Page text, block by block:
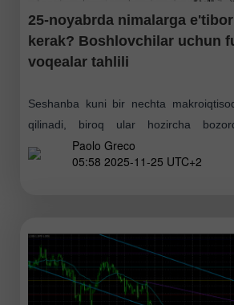
25-noyabrda nimalarga
kerak? Boshlovchilar uchun
voqealar tahlili
Seshanba kuni bir nechta
qilinadi, biroq ular hozircha
uyg'otmayapti. Bozor hanuz past
yo'nalishsiz harakatlanmoqda.
Paolo Greco
05:58 2025-11-25 UTC+2